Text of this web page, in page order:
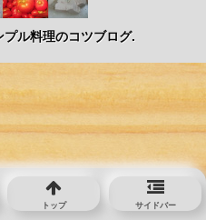
ル料理のコツブログ.
トップ サイドバー